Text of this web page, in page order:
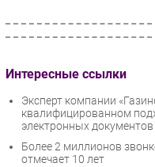
Интересные ссылки
Эксперт компании
квалифицированном
электронных документов
Более 2 миллионов
отмечает 10 лет